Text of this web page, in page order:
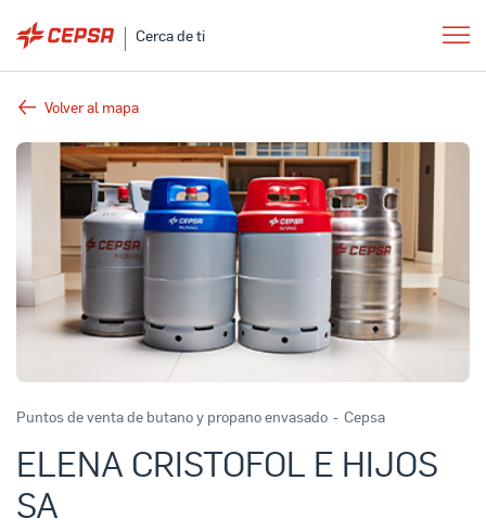
Cerca de ti
Volver al mapa
Puntos de venta de butano y propano envasado - Cepsa
ELENA CRISTOFOL E HIJOS
SA